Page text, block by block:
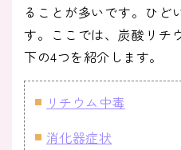
ることが多いです。ひど
す。ここでは、炭酸リチ
下の4つを紹介します。
リチウム中毒
消化器症状